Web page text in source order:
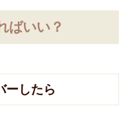
ばいい？
ーしたら